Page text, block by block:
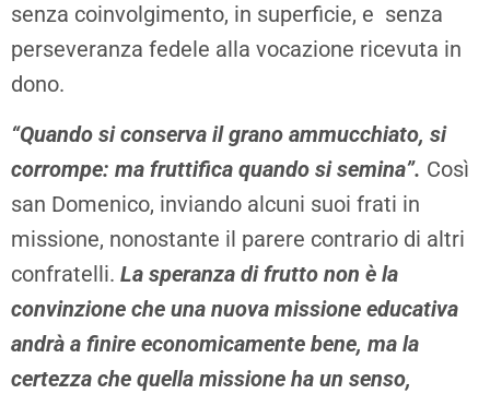
senza coinvolgimento, in superficie, e senza
perseveranza fedele alla vocazione ricevuta in
dono.
“Quando si conserva il grano ammucchiato, si
corrompe: ma fruttifica quando si semina”. Così
san Domenico, inviando alcuni suoi frati in
missione, nonostante il parere contrario di altri
confratelli. La speranza di frutto non è la
convinzione che una nuova missione educativa
andrà a finire economicamente bene, ma la
certezza che quella missione ha un senso,